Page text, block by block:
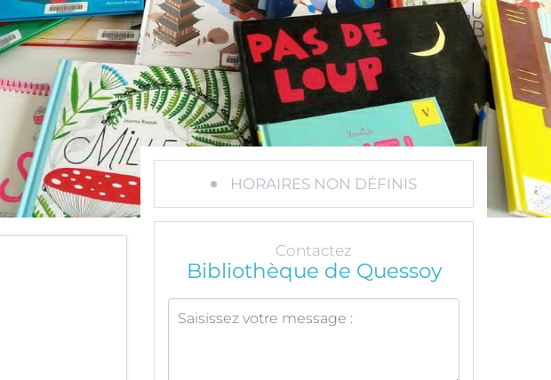
HORAIRES NON DÉFINIS
Contactez
Bibliothèque de Quessoy